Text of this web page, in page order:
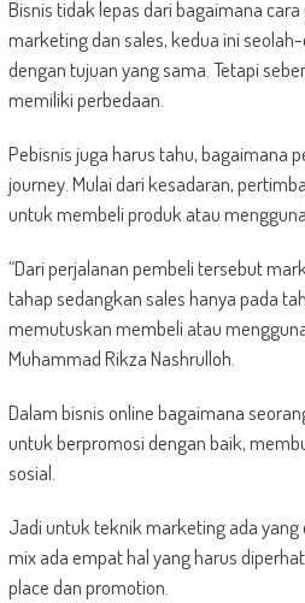
Bisnis tidak lepas dari bagaimana
marketing dan sales, kedua ini
dengan tujuan yang sama. Tetapi
memiliki perbedaan.
Pebisnis juga harus tahu, bagaimana
journey. Mulai dari kesadaran,
untuk membeli produk atau
“Dari perjalanan pembeli tersebut
tahap sedangkan sales hanya pada
memutuskan membeli atau
Muhammad Rikza Nashrulloh.
Dalam bisnis online bagaimana
untuk berpromosi dengan baik,
sosial.
Jadi untuk teknik marketing ada
mix ada empat hal yang harus
place dan promotion.